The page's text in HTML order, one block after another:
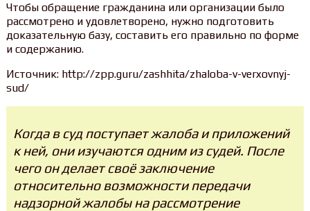
Чтобы обращение гражданина или организации было
рассмотрено и удовлетворено, нужно подготовить
доказательную базу, составить его правильно по форме
и содержанию.
Источник: http://zpp.guru/zashhita/zhaloba-v-verxovnyj-
sud/
Когда в суд поступает жалоба и приложений
к ней, они изучаются одним из судей. После
чего он делает своё заключение
относительно возможности передачи
надзорной жалобы на рассмотрение